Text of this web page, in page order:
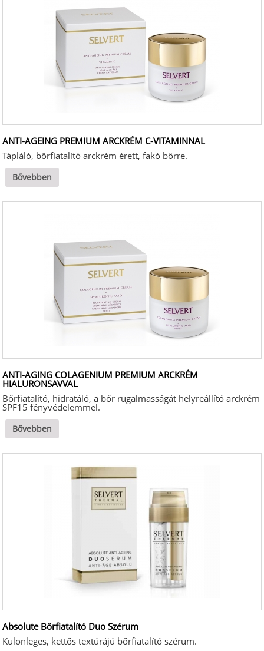
ANTI-AGEING PREMIUM ARCKRÉM C-VITAMINNAL
Tápláló, bőrfiatalító arckrém érett, fakó bőrre.
Bővebben
ANTI-AGING COLAGENIUM PREMIUM ARCKRÉM
HIALURONSAVVAL
Bőrfiatalító, hidratáló, a bőr rugalmasságát helyreállító arckrém
SPF15 fényvédelemmel.
Bővebben
Absolute Bőrfiatalító Duo Szérum
Különleges, kettős textúrájú bőrfiatalító szérum.